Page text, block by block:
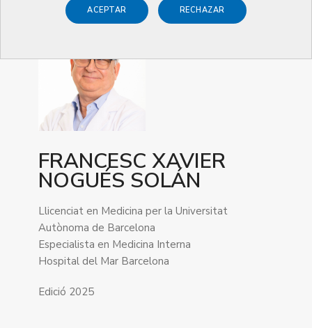
ACEPTAR RECHAZAR
FRANCESC XAVIER
NOGUÉS SOLÁN
Llicenciat en Medicina per la Universitat
Autònoma de Barcelona
Especialista en Medicina Interna
Hospital del Mar Barcelona
Edició 2025